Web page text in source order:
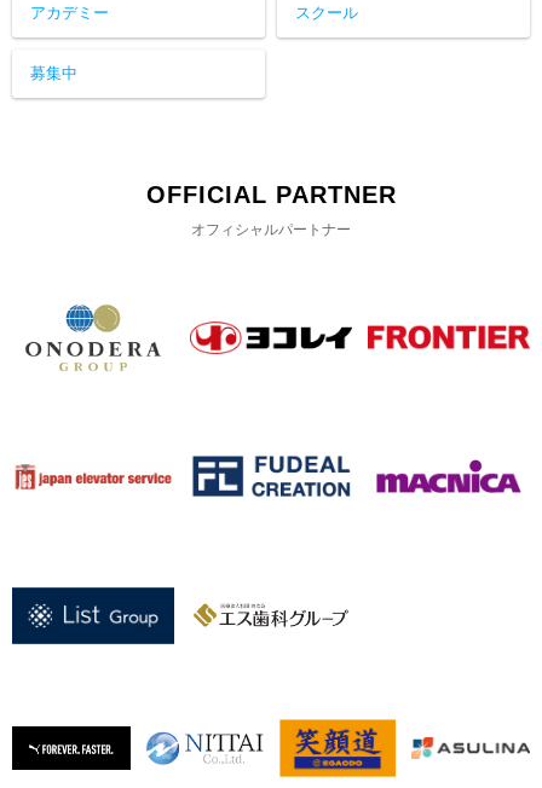
アカデミー スクール
募集中
OFFICIAL PARTNER
オフィシャルパートナー